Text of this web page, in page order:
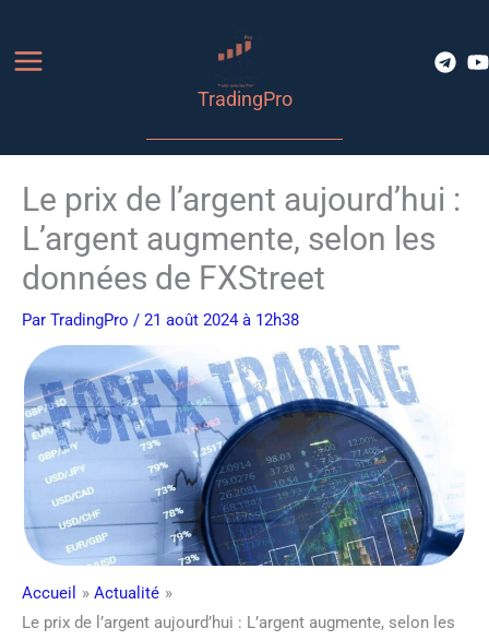
contenu
TradingPro
Le prix de l’argent aujourd’hui :
L’argent augmente, selon les
données de FXStreet
Par TradingPro / 21 août 2024 à 12h38
Accueil
Actualité
Le prix de l’argent aujourd’hui : L’argent augmente, selon les